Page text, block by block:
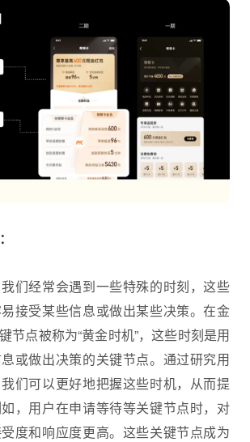
们经常会遇到一些特殊的时刻，这些
接受某些信息或做出某些决策。在金
节点被称为“黄金时机”，这些时刻是用
或做出决策的关键节点。通过研究用
们可以更好地把握这些时机，从而提
，用户在申请等待等关键节点时，对
度和响应度更高。这些关键节点成为